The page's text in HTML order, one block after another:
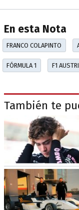
En esta Nota
FRANCO COLAPINTO
FÓRMULA 1 F1
También te